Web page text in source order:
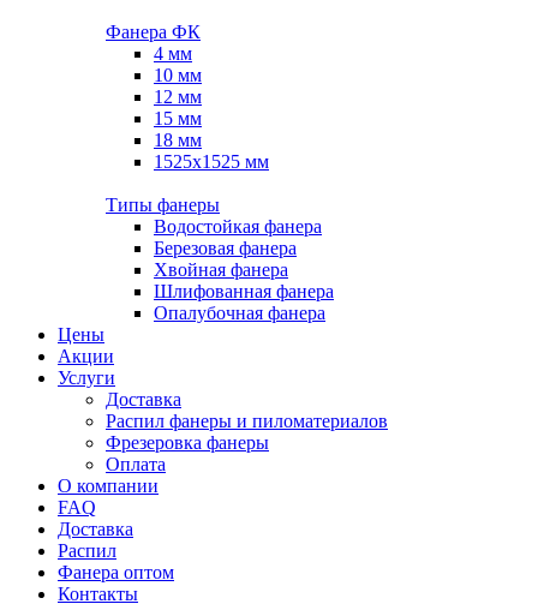
Фанера ФК
4 мм
10 мм
12 мм
15 мм
18 мм
1525х1525 мм
Типы фанеры
Водостойкая фанера
Березовая фанера
Хвойная фанера
Шлифованная фанера
Опалубочная фанера
Цены
Акции
Услуги
Доставка
Распил фанеры и пиломатериалов
Фрезеровка фанеры
Оплата
О компании
FAQ
Доставка
Распил
Фанера оптом
Контакты